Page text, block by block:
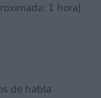
1 hora)
de habla